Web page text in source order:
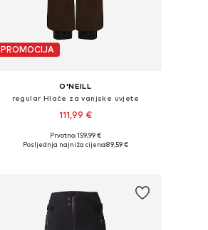
PROMOCIJA
O'NEILL
regular Hlače za vanjske uvjete
111,99 €
Dostupne veličine: XS, S, M, L, XL
Prvotno: 159,99 €
Posljednja najniža cijena:89,59 €